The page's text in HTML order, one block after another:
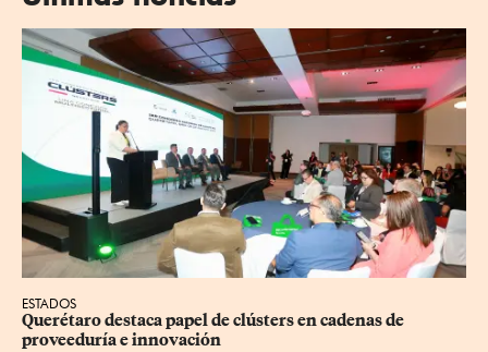
ESTADOS
Querétaro destaca papel de clústers en cadenas de
proveeduría e innovación